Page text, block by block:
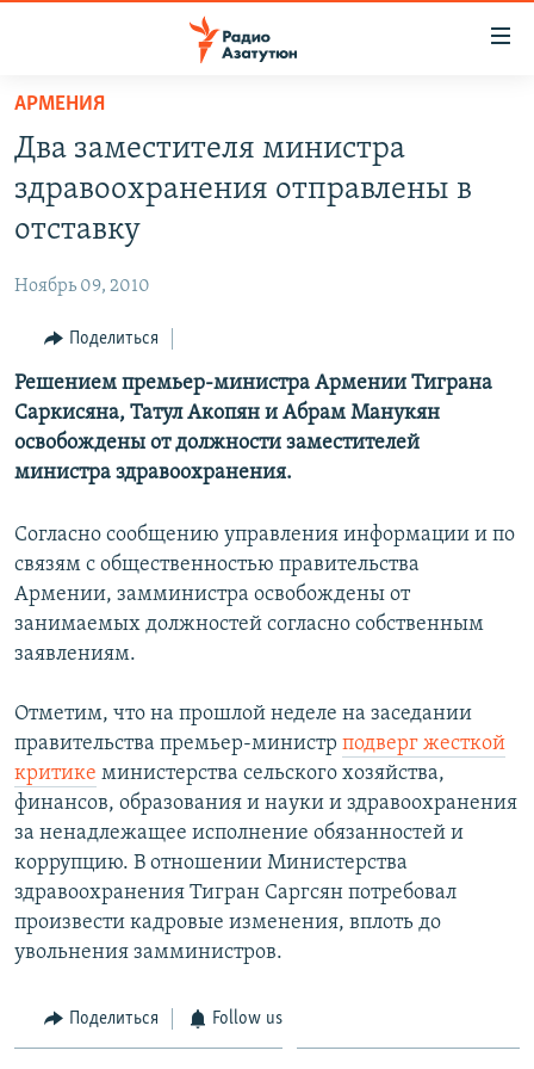
Перейти
основному
содержанию
Перейти
основной
навигации
Перейти
поиску
НОВОСТИ
ПОЛИТИКА
ЭКОНОМИКА
РЕГИОН
НАГОРНЫЙ КАРАБАХ
КУЛЬТУРА
СПОРТ
Հայերեն
English
Русский
Все сайты Радио Азатутюн
АРМЕНИЯ
Два заместителя министра
здравоохранения отправлены в
отставку
Ноябрь 09, 2010
Поделиться
Решением премьер-министра Армении Тиграна
Саркисяна, Татул Акопян и Абрам Манукян
освобождены от должности заместителей
министра здравоохранения.
Согласно сообщению управления информации и по
связям с общественностью правительства
Армении, замминистра освобождены от
занимаемых должностей согласно собственным
заявлениям.
Отметим, что на прошлой неделе на заседании
правительства премьер-министр подверг жесткой
критике министерства сельского хозяйства,
финансов, образования и науки и здравоохранения
за ненадлежащее исполнение обязанностей и
коррупцию. В отношении Министерства
здравоохранения Тигран Саргсян потребовал
произвести кадровые изменения, вплоть до
увольнения замминистров.
Поделиться Follow us